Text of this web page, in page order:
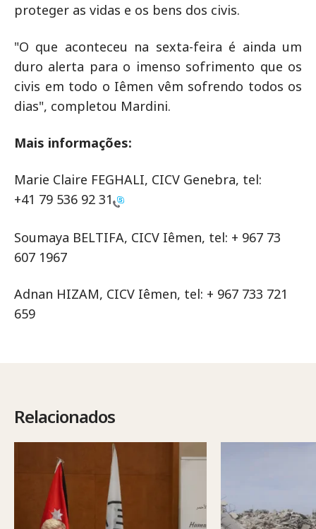
proteger as vidas e os bens dos civis.
"O que aconteceu na sexta-feira é ainda um
duro alerta para o imenso sofrimento que os
civis em todo o Iêmen vêm sofrendo todos os
dias", completou Mardini.
Mais informações:
Marie Claire FEGHALI, CICV Genebra, tel:
+41 79 536 92 31
Soumaya BELTIFA, CICV Iêmen, tel: + 967 73
607 1967
Adnan HIZAM, CICV Iêmen, tel: + 967 733 721
659
Relacionados